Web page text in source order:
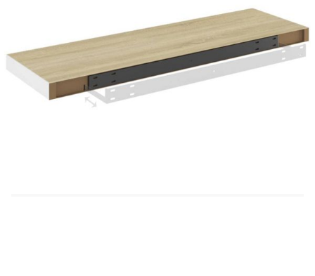
система за монтаж стенният рафт се монтира
лесно и е идеално място за съхранение на
предмети, като награди, книги, колекционерски
предмети, украси и др. Тази стойка е изработена
от качествен МДФ тип пчелна пита и метална
рамка, която е стабилна и издръжлива. Тази
етажерка е подходяща за повечето интериори и
превръща празната стена в дизайнерски